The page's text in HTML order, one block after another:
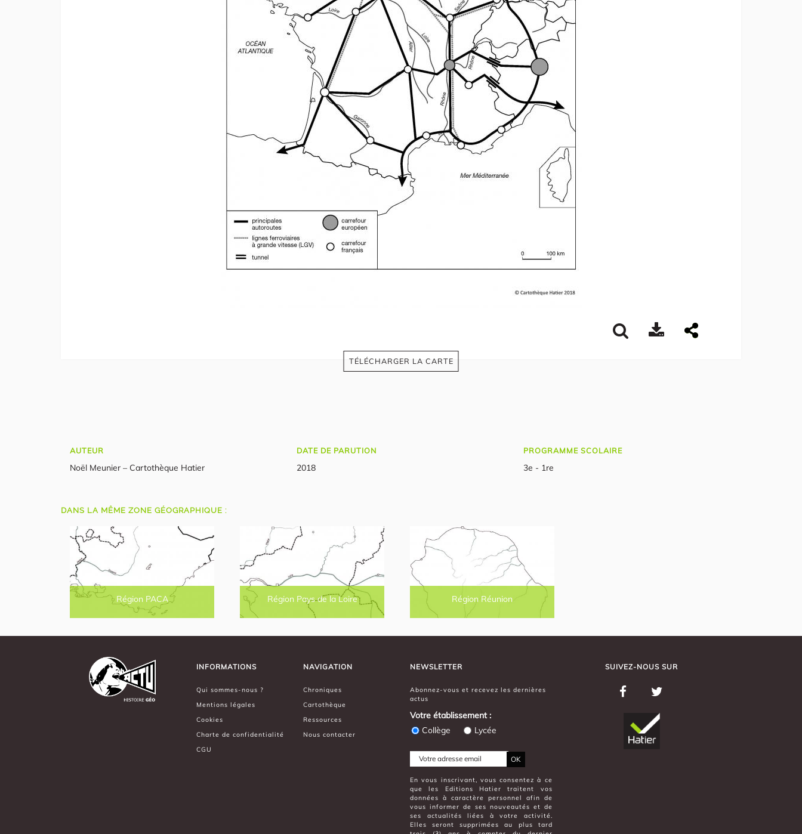
TÉLÉCHARGER LA CARTE
AUTEUR
Noël Meunier – Cartothèque Hatier
DATE DE PARUTION
2018
PROGRAMME SCOLAIRE
3e - 1re
DANS LA MÊME ZONE GÉOGRAPHIQUE :
Région PACA Région Pays de la Loire Région Réunion
INFORMATIONS
Qui sommes-nous ?
Mentions légales
Cookies
Charte de confidentialité
CGU
NAVIGATION
Chroniques
Cartothèque
Ressources
Nous contacter
NEWSLETTER
Abonnez-vous et recevez les dernières
actus
Votre établissement :
Collège
Lycée
OK
En vous inscrivant, vous consentez à ce
que les Editions Hatier traitent vos
données à caractère personnel afin de
vous informer de ses nouveautés et de
ses actualités liées à votre activité.
Elles seront supprimées au plus tard
SUIVEZ-NOUS SUR